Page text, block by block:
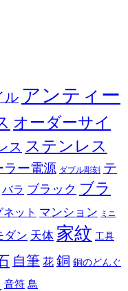
ル アンティー
オーダーサイ
ス ステンレス
ラー電源 ダブル彫刻 テ
バラ ブラック ブラ
ネット マンション ミニ
ダン 天体 家紋 工具
自筆 花 銅 銅のどんぐ
音符 鳥